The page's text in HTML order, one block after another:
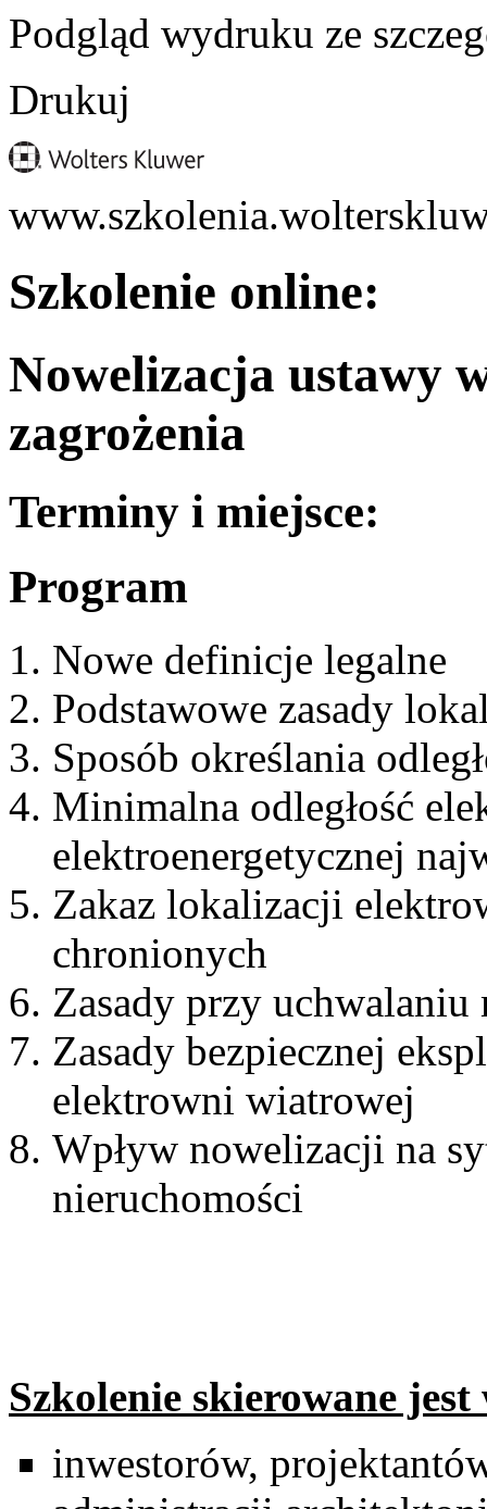
Podgląd wydruku ze
Drukuj
Szkolenie online:
Nowelizacja ustawy
zagrożenia
Terminy i miejsce:
Program
Nowe definicje legalne
Podstawowe zasady
Sposób określania
Minimalna odległość
elektroenergetycznej
Zakaz lokalizacji
chronionych
Zasady przy
Zasady bezpiecznej
elektrowni wiatrowej
Wpływ nowelizacji na
nieruchomości
Szkolenie skierowane jest
inwestorów,